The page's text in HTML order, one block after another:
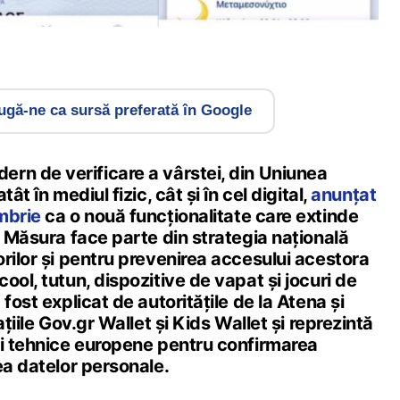
ne ca sursă preferată în Google
de verificare a vârstei, din Uniunea
în mediul fizic, cât și în cel digital,anunțat
ca o nouă funcționalitate care extinde
face parte din strategia națională
și pentru prevenirea accesului acestora
tutun, dispozitive de vapat și jocuri de
explicat de autoritățile de la Atena și
Gov.gr Wallet și Kids Wallet și reprezintă
tehnice europene pentru confirmarea
datelor personale.